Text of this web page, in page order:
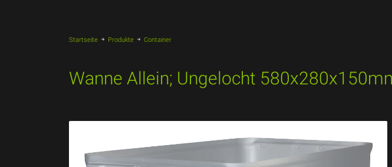
Startseite Produkte Container
Wanne Allein; Ungelocht